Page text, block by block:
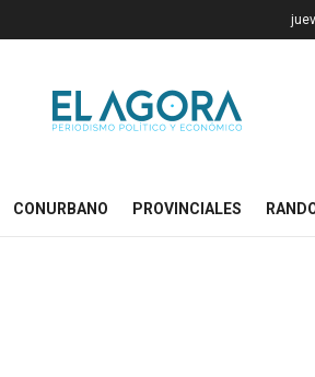
CONURBANO PROVINCIALES